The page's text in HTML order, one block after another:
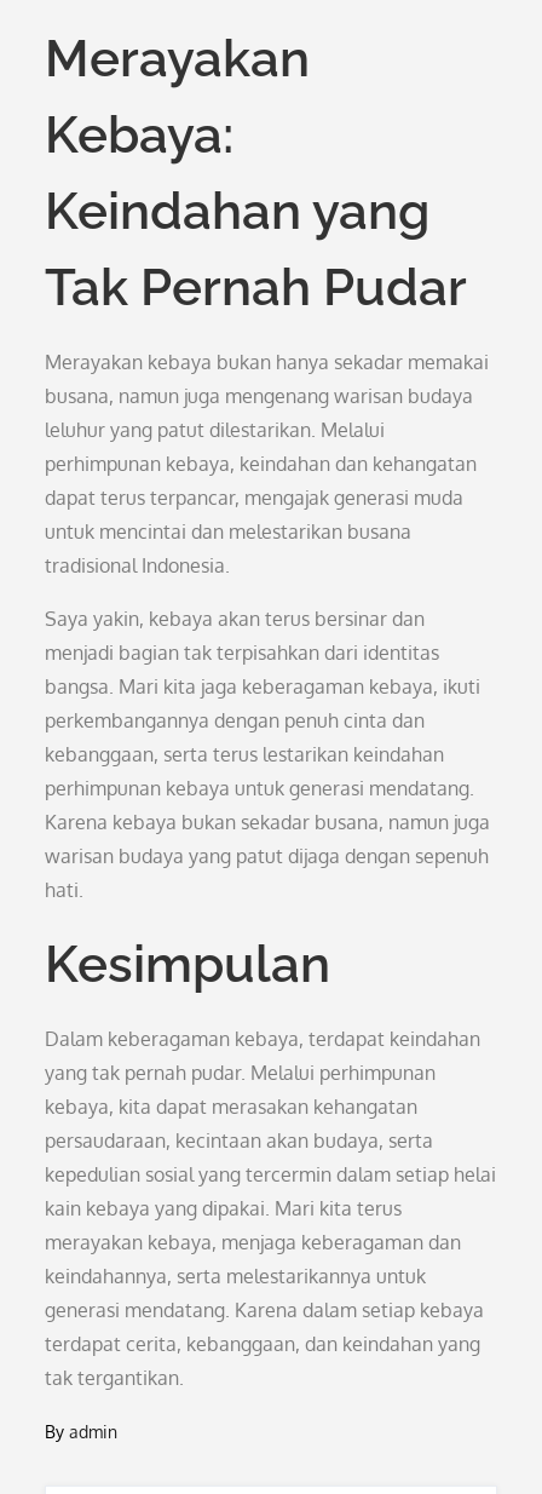
Merayakan
Kebaya:
Keindahan yang
Tak Pernah Pudar
Merayakan kebaya bukan hanya sekadar memakai
busana, namun juga mengenang warisan budaya
leluhur yang patut dilestarikan. Melalui
perhimpunan kebaya, keindahan dan kehangatan
dapat terus terpancar, mengajak generasi muda
untuk mencintai dan melestarikan busana
tradisional Indonesia.
Saya yakin, kebaya akan terus bersinar dan
menjadi bagian tak terpisahkan dari identitas
bangsa. Mari kita jaga keberagaman kebaya, ikuti
perkembangannya dengan penuh cinta dan
kebanggaan, serta terus lestarikan keindahan
perhimpunan kebaya untuk generasi mendatang.
Karena kebaya bukan sekadar busana, namun juga
warisan budaya yang patut dijaga dengan sepenuh
hati.
Kesimpulan
Dalam keberagaman kebaya, terdapat keindahan
yang tak pernah pudar. Melalui perhimpunan
kebaya, kita dapat merasakan kehangatan
persaudaraan, kecintaan akan budaya, serta
kepedulian sosial yang tercermin dalam setiap helai
kain kebaya yang dipakai. Mari kita terus
merayakan kebaya, menjaga keberagaman dan
keindahannya, serta melestarikannya untuk
generasi mendatang. Karena dalam setiap kebaya
terdapat cerita, kebanggaan, dan keindahan yang
tak tergantikan.
Byadmin